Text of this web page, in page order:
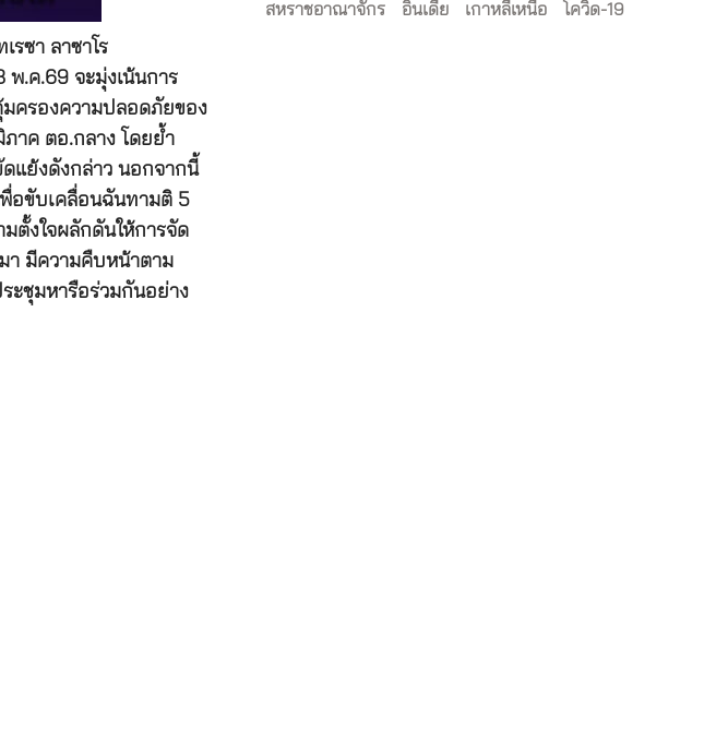
รซา ลาซาโร
.ค.69 จะมุ่งเน้นการ
มครองความปลอดภัยของ
าค ตอ.กลาง โดยย้ำ
แย้งดังกล่าว นอกจากนี้
พื่อขับเคลื่อนฉันทามติ 5
ตั้งใจผลักดันให้การจัด
า มีความคืบหน้าตาม
ะชุมหารือร่วมกันอย่าง
สหราชอาณาจักร
อินเดีย เกาหลีเหนือ โควิด-19